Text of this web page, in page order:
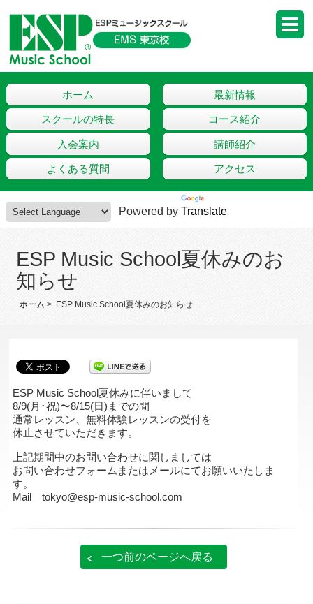
ホーム 最新情報
スクールの特長 コース紹介
入会案内 講師紹介
よくある質問 アクセス
Powered by Translate
ESP Music School夏休みのお
知らせ
ホーム > ESP Music School夏休みのお知らせ
ESP Music School夏休みに伴いまして
8/9(月･祝)〜8/15(日)までの間
通常レッスン、無料体験レッスンの受付を
休止させていただきます。
上記期間中のお問い合わせに関しましては
お問い合わせフォームまたはメールにてお願いいたしま
す。
Mail tokyo@esp-music-school.com
一つ前のページへ戻る